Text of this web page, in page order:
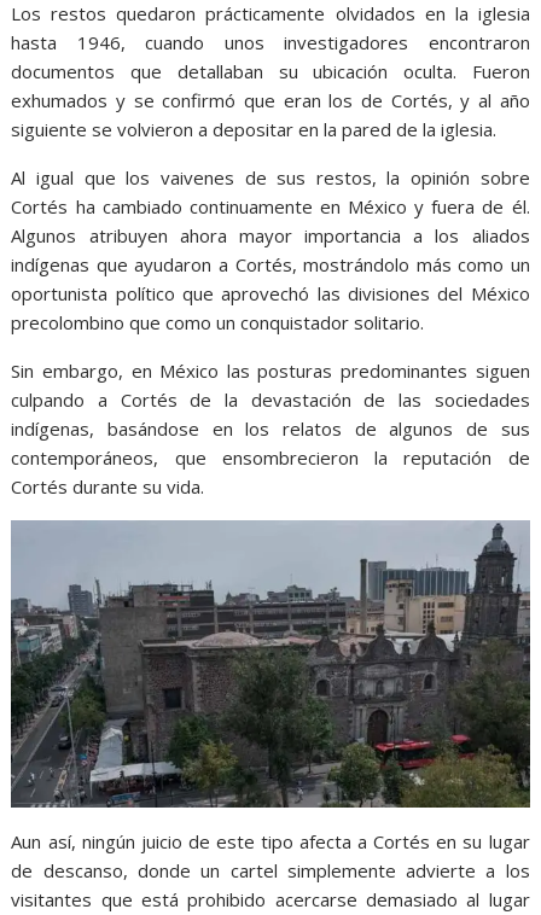
Los restos quedaron prácticamente olvidados en la iglesia
hasta 1946, cuando unos investigadores encontraron
documentos que detallaban su ubicación oculta. Fueron
exhumados y se confirmó que eran los de Cortés, y al año
siguiente se volvieron a depositar en la pared de la iglesia.
Al igual que los vaivenes de sus restos, la opinión sobre
Cortés ha cambiado continuamente en México y fuera de él.
Algunos atribuyen ahora mayor importancia a los aliados
indígenas que ayudaron a Cortés, mostrándolo más como un
oportunista político que aprovechó las divisiones del México
precolombino que como un conquistador solitario.
Sin embargo, en México las posturas predominantes siguen
culpando a Cortés de la devastación de las sociedades
indígenas, basándose en los relatos de algunos de sus
contemporáneos, que ensombrecieron la reputación de
Cortés durante su vida.
Aun así, ningún juicio de este tipo afecta a Cortés en su lugar
de descanso, donde un cartel simplemente advierte a los
visitantes que está prohibido acercarse demasiado al lugar